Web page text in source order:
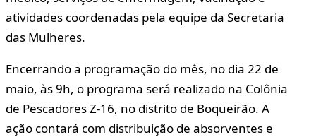
atividades coordenadas pela equipe da Secretaria
das Mulheres.
Encerrando a programação do mês, no dia 22 de
maio, às 9h, o programa será realizado na Colônia
de Pescadores Z-16, no distrito de Boqueirão. A
ação contará com distribuição de absorventes e